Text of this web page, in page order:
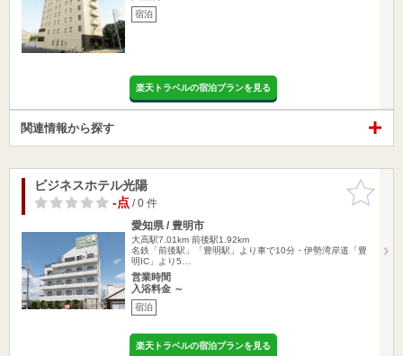
宿泊
楽天トラベルの宿泊プランを見る
関連情報から探す
お気に入
りに追加
ビジネスホテル光陽
-点/ 0 件
愛知県 / 豊明市
大高駅7.01km 前後駅1.92km
名鉄「前後駅」「豊明駅」より車で10分・伊勢湾岸道「豊
明IC」より5…
営業時間
入浴料金 ～
宿泊
楽天トラベルの宿泊プランを見る